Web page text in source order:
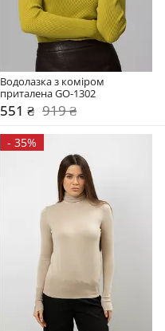
Водолазка з коміром
приталена GO-1302
551 ₴ 919 ₴
- 35%